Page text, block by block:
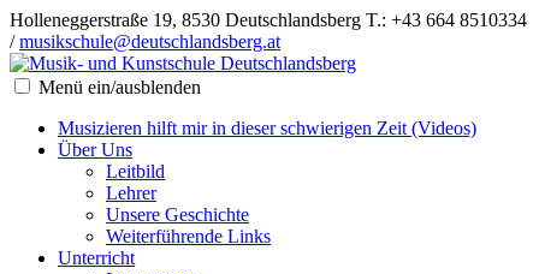
Holleneggerstraße 19, 8530 Deutschlandsberg T.: +43 664 8510334
/musikschule@deutschlandsberg.at
Menü ein/ausblenden
Musizieren hilft mir in dieser schwierigen Zeit (Videos)
Über Uns
Leitbild
Lehrer
Unsere Geschichte
Weiterführende Links
Unterricht